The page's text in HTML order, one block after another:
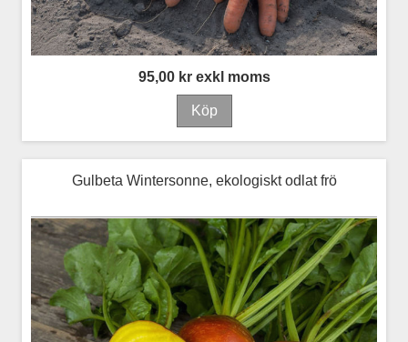
95,00 kr exkl moms
Gulbeta Wintersonne, ekologiskt odlat frö